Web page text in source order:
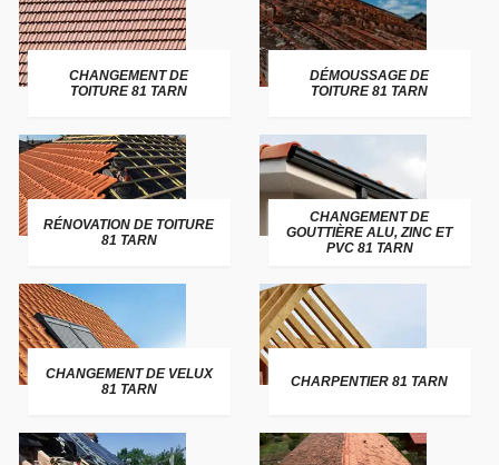
CHANGEMENT DE
TOITURE 81 TARN
DÉMOUSSAGE DE
TOITURE 81 TARN
RÉNOVATION DE TOITURE
81 TARN
CHANGEMENT DE
GOUTTIÈRE ALU, ZINC ET
PVC 81 TARN
CHANGEMENT DE VELUX
81 TARN
CHARPENTIER 81 TARN